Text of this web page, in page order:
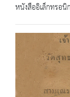
หนังสืออิเล็กทรอนิ